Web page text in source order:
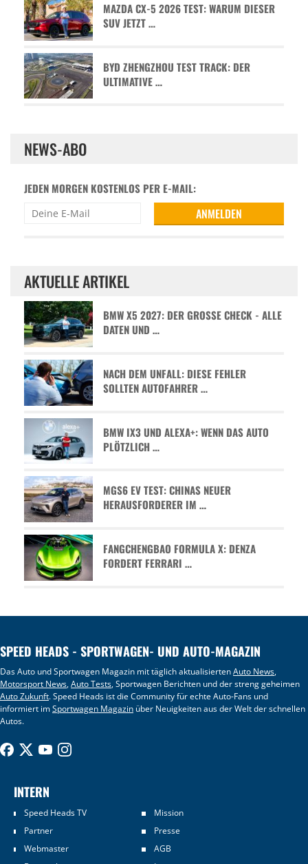
MAZDA CX-5 2026 TEST: WARUM DIESER
SUV JETZT …
BYD ZHENGZHOU TEST TRACK: DER
ULTIMATIVE …
NEWS-ABO
JEDEN MORGEN KOSTENLOS PER E-MAIL:
AKTUELLE ARTIKEL
BMW X5 2027: DER GROSSE CHECK - ALLE D
ATEN UND …
NACH DEM UNFALL: DIESE FEHLER
SOLLTEN AUTOFAHRER …
BMW IX3 UND ALEXA+: WENN DAS AUTO
PLÖTZLICH …
MGS6 EV TEST: CHINAS NEUER
HERAUSFORDERER IM …
FANGCHENGBAO FORMULA X: DENZA
FORDERT FERRARI …
SPEED HEADS - SPORTWAGEN- UND AUTO-MAGAZIN
Das Auto und Sportwagen Magazin mit täglich aktualisiertenAuto News,
Motorsport News,Auto Tests, Sportwagen Berichten und der streng geheimen
Auto Zukunft. Speed Heads ist die Community für echte Auto-Fans und
informiert imSportwagen Magazin über Neuigkeiten aus der Welt der schnellen
Autos.
INTERN
Speed Heads TV
Mission
Partner
Presse
Webmaster
AGB